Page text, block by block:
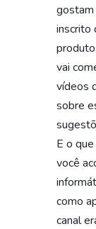
gostam
inscrito
vai
vídeos
sobre
E o
você
como
canal